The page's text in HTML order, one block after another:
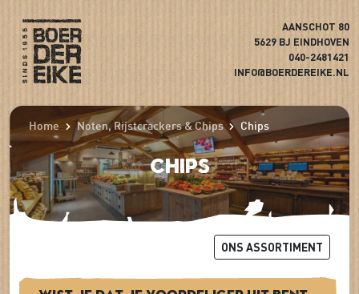
AANSCHOT 80
5629 BJ EINDHOVEN
040-2481421
INFO@BOERDEREIKE.NL
Home Noten, Rijstcrackers & Chips Chips
Chips
ONS ASSORTIMENT